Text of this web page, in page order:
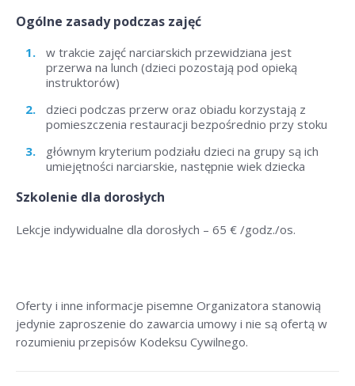
Ogólne zasady podczas zajęć
w trakcie zajęć narciarskich przewidziana jest
przerwa na lunch (dzieci pozostają pod opieką
instruktorów)
dzieci podczas przerw oraz obiadu korzystają z
pomieszczenia restauracji bezpośrednio przy stoku
głównym kryterium podziału dzieci na grupy są ich
umiejętności narciarskie, następnie wiek dziecka
Szkolenie dla dorosłych
Lekcje indywidualne dla dorosłych – 65 € /godz./os.
Oferty i inne informacje pisemne Organizatora stanowią
jedynie zaproszenie do zawarcia umowy i nie są ofertą w
rozumieniu przepisów Kodeksu Cywilnego.